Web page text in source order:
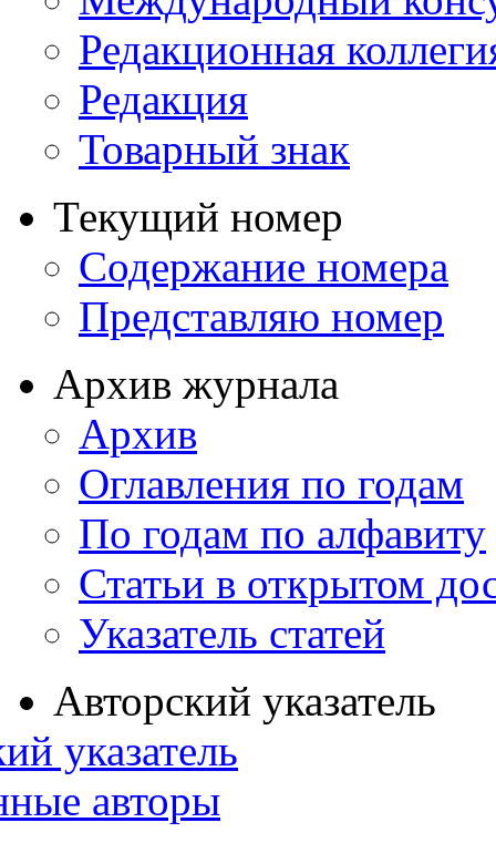
Редакционная
Редакция
Товарный знак
Текущий номер
Содержание номера
Представляю номер
Архив журнала
Архив
Оглавления по годам
По годам по алфавиту
Статьи в открытом
Указатель статей
Авторский указатель
указатель
авторы